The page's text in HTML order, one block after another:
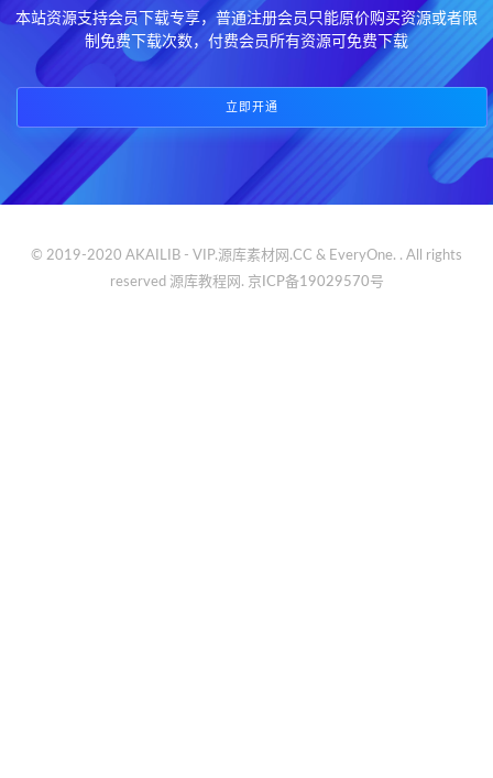
本站资源支持会员下载专享，普通注册会员只能原价购买资源或者限
制免费下载次数，付费会员所有资源可免费下载
立即开通
© 2019-2020 AKAILIB - VIP.源库素材网.CC & EveryOne. . All rights
reserved 源库教程网. 京ICP备19029570号